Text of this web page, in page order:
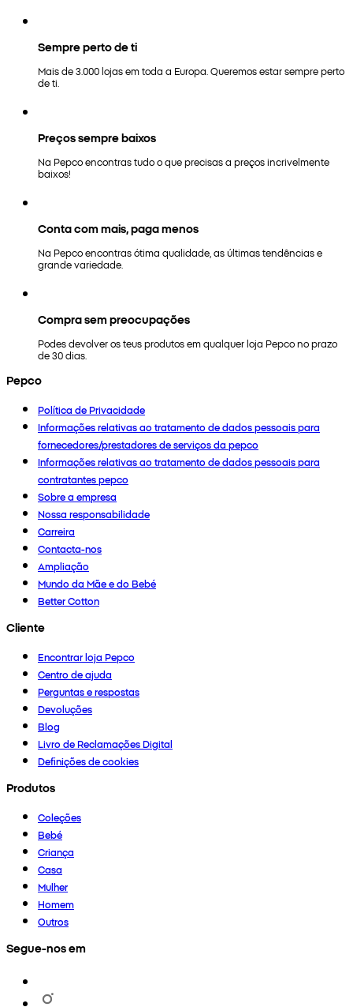
Sempre perto de ti
Mais de 3.000 lojas em toda a Europa. Queremos estar sempre perto
de ti.
Preços sempre baixos
Na Pepco encontras tudo o que precisas a preços incrivelmente
baixos!
Conta com mais, paga menos
Na Pepco encontras ótima qualidade, as últimas tendências e
grande variedade.
Compra sem preocupações
Podes devolver os teus produtos em qualquer loja Pepco no prazo
de 30 dias.
Pepco
Política de Privacidade
Informações relativas ao tratamento de dados pessoais para
fornecedores/prestadores de serviços da pepco
Informações relativas ao tratamento de dados pessoais para
contratantes pepco
Sobre a empresa
Nossa responsabilidade
Carreira
Contacta-nos
Ampliação
Mundo da Mãe e do Bebé
Better Cotton
Cliente
Encontrar loja Pepco
Centro de ajuda
Perguntas e respostas
Devoluções
Blog
Livro de Reclamações Digital
Definições de cookies
Produtos
Coleções
Bebé
Criança
Casa
Mulher
Homem
Outros
Segue-nos em